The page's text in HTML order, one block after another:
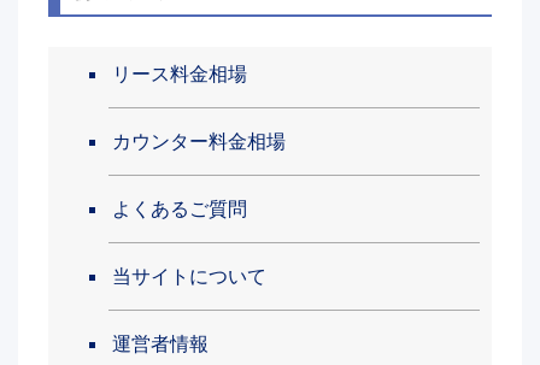
リース料金相場
カウンター料金相場
よくあるご質問
当サイトについて
運営者情報